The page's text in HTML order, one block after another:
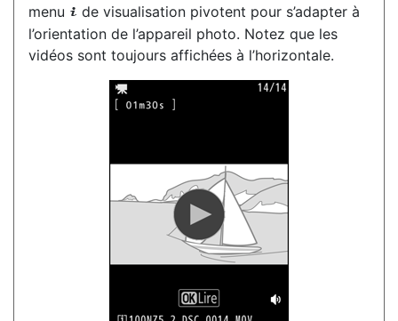
menu i de visualisation pivotent pour s’adapter à
l’orientation de l’appareil photo. Notez que les
vidéos sont toujours affichées à l’horizontale.